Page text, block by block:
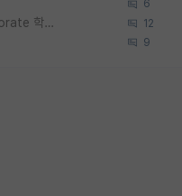
6
우리나라도 학구 열풍보면 Higher Doctorate 학위가 필요하다고 봅니다. 12
9